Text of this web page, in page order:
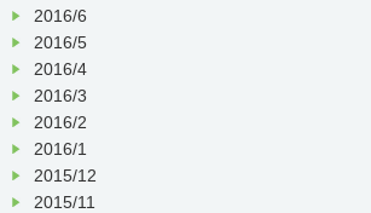
2016/6
2016/5
2016/4
2016/3
2016/2
2016/1
2015/12
2015/11